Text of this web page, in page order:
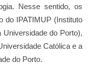
Nesse sentido, os
do IPATIMUP (Instituto
Universidade do Porto),
Católica e a
do Porto.